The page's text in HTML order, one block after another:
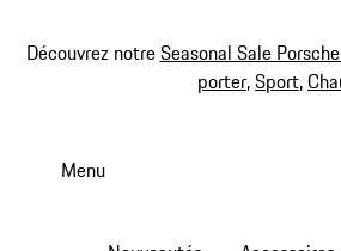
Découvrez notreSeasonal Sale
porter,Sport,
Menu